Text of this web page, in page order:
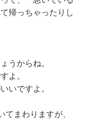
帰っちゃったりし
うからね。
よ。
いですよ。
まわりますが、